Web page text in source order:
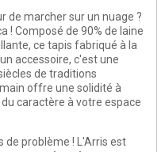
de marcher sur un nuage ?
! Composé de 90% de laine
ce tapis fabriqué à la
accessoire, c'est une
de traditions
offre une solidité à
caractère à votre espace
de problème ! L'Arris est